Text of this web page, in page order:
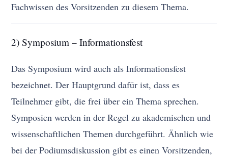
Fachwissen des Vorsitzenden zu diesem Thema.
2) Symposium – Informationsfest
Das Symposium wird auch als Informationsfest
bezeichnet. Der Hauptgrund dafür ist, dass es
Teilnehmer gibt, die frei über ein Thema sprechen.
Symposien werden in der Regel zu akademischen und
wissenschaftlichen Themen durchgeführt. Ähnlich wie
bei der Podiumsdiskussion gibt es einen Vorsitzenden,